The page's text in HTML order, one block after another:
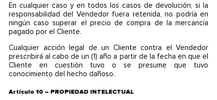
En cualquier caso y en todos los casos de devolución, si la
responsabilidad del Vendedor fuera retenida, no podría en
ningún caso superar el precio de compra de la mercancía
pagado por el Cliente.
Cualquier acción legal de un Cliente contra el Vendedor
prescribirá al cabo de un (1) año a partir de la fecha en que el
Cliente en cuestión tuvo o se presume que tuvo
conocimiento del hecho dañoso.
Artículo 10 – PROPIEDAD INTELECTUAL